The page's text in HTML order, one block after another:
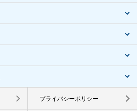
プライバシーポリシー